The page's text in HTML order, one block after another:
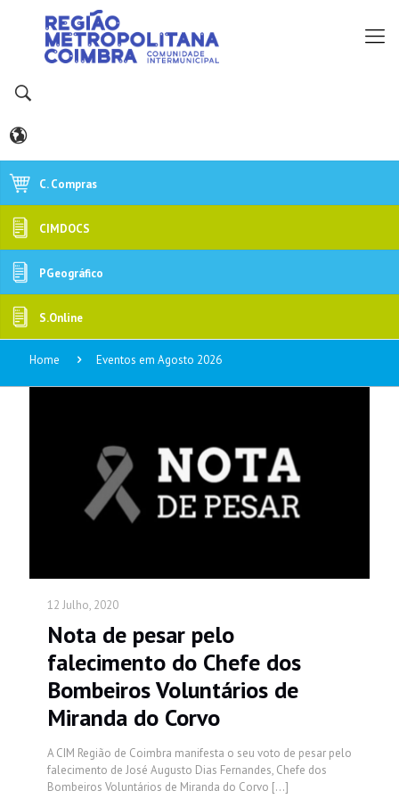
C. Compras
CIMDOCS
PGeográfico
S.Online
Home Eventos em Agosto 2026
12 Julho, 2020
Nota de pesar pelo
falecimento do Chefe dos
Bombeiros Voluntários de
Miranda do Corvo
A CIM Região de Coimbra manifesta o seu voto de pesar pelo
falecimento de José Augusto Dias Fernandes, Chefe dos
Bombeiros Voluntários de Miranda do Corvo […]